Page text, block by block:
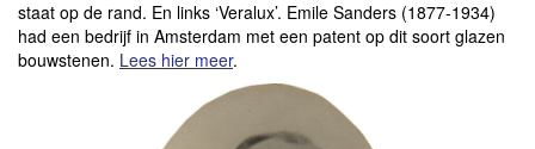
staat op de rand. En links ‘Veralux’. Emile Sanders (1877-1934)
had een bedrijf in Amsterdam met een patent op dit soort glazen
bouwstenen. Lees hier meer.